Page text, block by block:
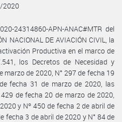
2020
24314860-APN-ANAC#MTR del
NACIONAL DE AVIACIÓN CIVIL, la
Productiva en el marco de
los Decretos de Necesidad y
marzo de 2020, N° 297 de fecha 19
fecha 31 de marzo de 2020, las
de fecha 20 de marzo de 2020,
y Nº 450 de fecha 2 de abril de
fecha 3 de abril de 2020 y N° 84 de